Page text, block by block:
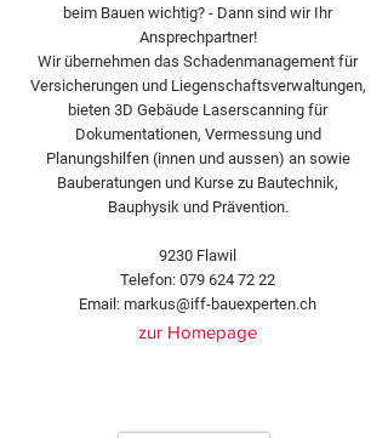
beim Bauen wichtig? - Dann sind wir Ihr
Ansprechpartner!
Wir übernehmen das Schadenmanagement für
Versicherungen und Liegenschaftsverwaltungen,
bieten 3D Gebäude Laserscanning für
Dokumentationen, Vermessung und
Planungshilfen (innen und aussen) an sowie
Bauberatungen und Kurse zu Bautechnik,
Bauphysik und Prävention.
9230 Flawil
Telefon: 079 624 72 22
Email: markus@iff-bauexperten.ch
zur Homepage